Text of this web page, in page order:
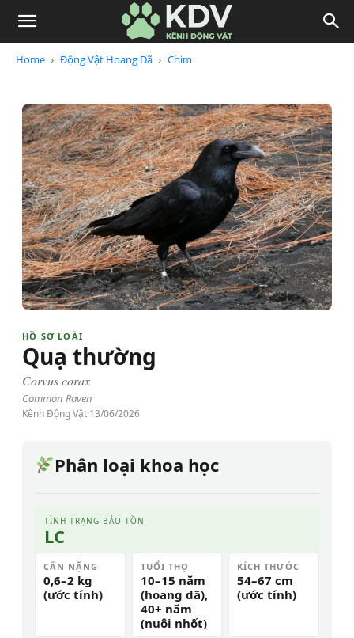
Home Động Vật Hoang Dã Chim
HỒ SƠ LOÀI
Quạ thường
Corvus corax
Common Raven
Kênh Động Vật·13/06/2026
Phân loại khoa học
TÌNH TRẠNG BẢO TỒN
LC
CÂN NẶNG
0,6–2 kg
(ước tính)
TUỔI THỌ
10–15 năm
(hoang dã),
40+ năm
(nuôi nhốt)
KÍCH THƯỚC
54–67 cm
(ước tính)